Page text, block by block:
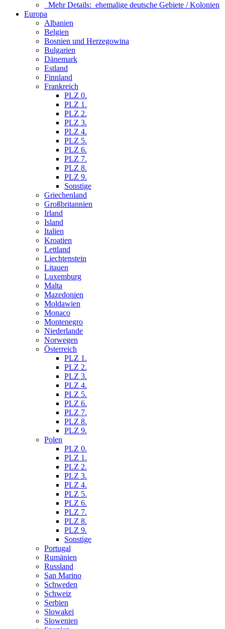
Mehr Details: ehemalige deutsche Gebiete / Kolonien
Europa
Albanien
Belgien
Bosnien und Herzegowina
Bulgarien
Dänemark
Estland
Finnland
Frankreich
PLZ 0.
PLZ 1.
PLZ 2.
PLZ 3.
PLZ 4.
PLZ 5.
PLZ 6.
PLZ 7.
PLZ 8.
PLZ 9.
Sonstige
Griechenland
Großbritannien
Irland
Island
Italien
Kroatien
Lettland
Liechtenstein
Litauen
Luxemburg
Malta
Mazedonien
Moldawien
Monaco
Montenegro
Niederlande
Norwegen
Österreich
PLZ 1.
PLZ 2.
PLZ 3.
PLZ 4.
PLZ 5.
PLZ 6.
PLZ 7.
PLZ 8.
PLZ 9.
Polen
PLZ 0.
PLZ 1.
PLZ 2.
PLZ 3.
PLZ 4.
PLZ 5.
PLZ 6.
PLZ 7.
PLZ 8.
PLZ 9.
Sonstige
Portugal
Rumänien
Russland
San Marino
Schweden
Schweiz
Serbien
Slowakei
Slowenien